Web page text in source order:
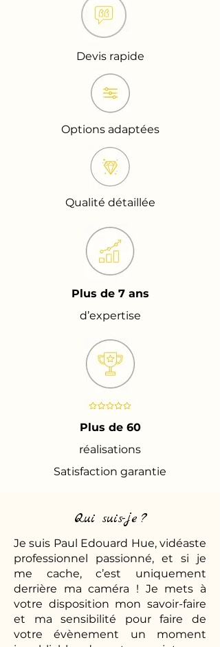
Devis rapide
Options adaptées
Qualité détaillée
Plus de 7 ans
d’expertise
Plus de 60
réalisations
Satisfaction garantie
Qui suis-je ?
Je suis Paul Edouard Hue, vidéaste
professionnel passionné, et si je
me cache, c’est uniquement
derrière ma caméra ! Je mets à
votre disposition mon savoir-faire
et ma sensibilité pour faire de
votre évènement un moment